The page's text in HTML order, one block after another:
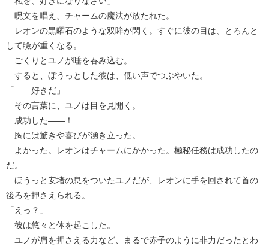
呪文を唱え、チャームの魔法が放たれた。
レオンの黒曜石のような双眸が閃く。すぐに彼の目は、とろんと
して瞼が重くなる。
ごくりとユノが唾を吞み込む。
すると、ぼうっとした彼は、低い声でつぶやいた。
「……好きだ」
その言葉に、ユノは目を見開く。
成功した――！
胸には驚きや喜びが湧き立った。
よかった。レオンはチャームにかかった。極秘任務は成功したの
だ。
ほうっと安堵の息をついたユノだが、レオンに手を回されて首の
後ろを押さえられる。
「えっ？」
彼は悠々と体を起こした。
ユノが肩を押さえる力など、まるで赤子のように非力だったとわ